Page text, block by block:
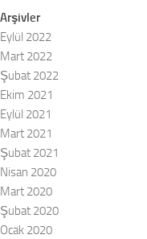
Arşivler
Eylül 2022
Mart 2022
Şubat 2022
Ekim 2021
Eylül 2021
Mart 2021
Şubat 2021
Nisan 2020
Mart 2020
Şubat 2020
Ocak 2020